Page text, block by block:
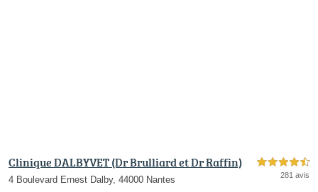
Clinique DALBYVET (Dr Brulliard et Dr Raffin)
4 Boulevard Ernest Dalby, 44000 Nantes
4,5 étoiles sur 5
281 avis